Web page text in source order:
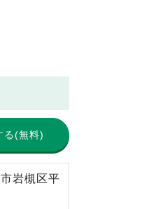
る(無料)
岩槻区平